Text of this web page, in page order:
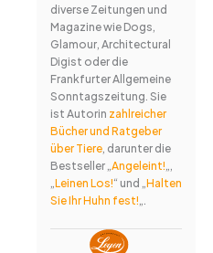
diverse Zeitungen und
Magazine wie Dogs,
Glamour, Architectural
Digist oder die
Frankfurter Allgemeine
Sonntagszeitung. Sie
ist Autorin zahlreicher
Bücher und Ratgeber
über Tiere, darunter die
Bestseller „ Angeleint!
Leinen Los!“ und „ Halten
Sie Ihr Huhn fest!